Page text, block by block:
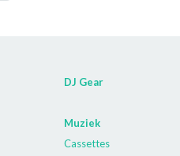
DJ Gear
Muziek
Cassettes